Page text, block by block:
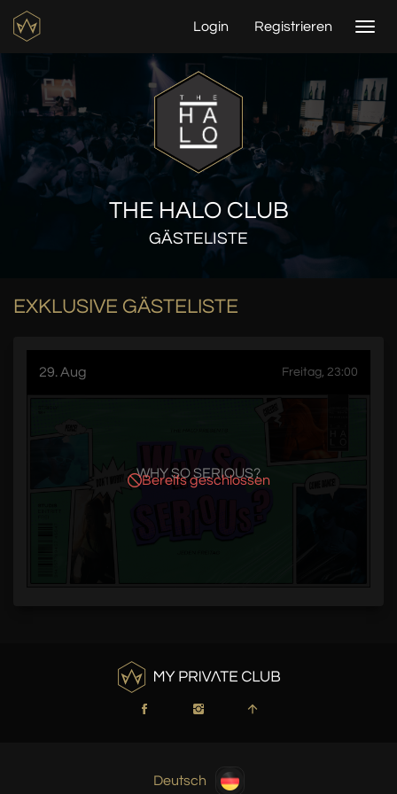
Login Registrieren
THE HALO CLUB
GÄSTELISTE
EXKLUSIVE GÄSTELISTE
29. Aug Freitag, 23:00
WHY SO SERIOUS?
Bereits geschlossen
Deutsch